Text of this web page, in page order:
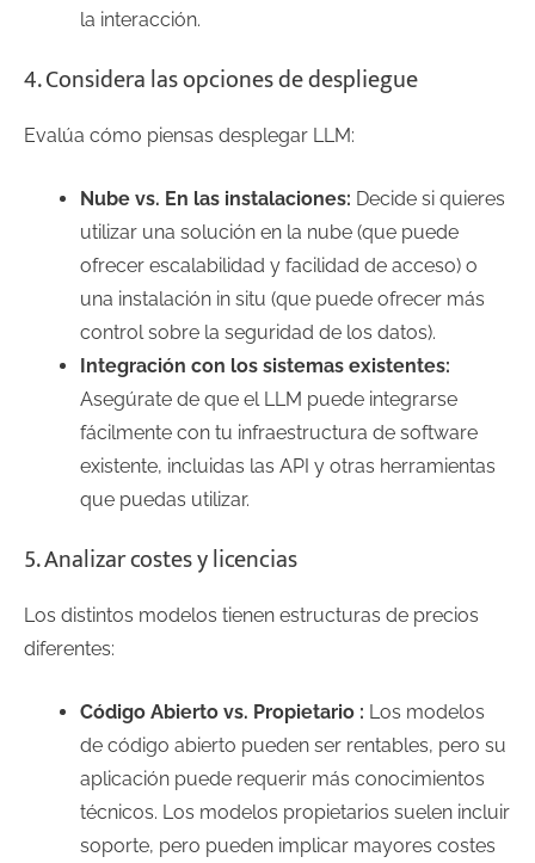
la interacción.
4. Considera las opciones de despliegue
Evalúa cómo piensas desplegar LLM:
Nube vs. En las instalaciones: Decide si quieres
utilizar una solución en la nube (que puede
ofrecer escalabilidad y facilidad de acceso) o
una instalación in situ (que puede ofrecer más
control sobre la seguridad de los datos).
Integración con los sistemas existentes:
Asegúrate de que el LLM puede integrarse
fácilmente con tu infraestructura de software
existente, incluidas las API y otras herramientas
que puedas utilizar.
5. Analizar costes y licencias
Los distintos modelos tienen estructuras de precios
diferentes:
Código Abierto vs. Propietario : Los modelos
de código abierto pueden ser rentables, pero su
aplicación puede requerir más conocimientos
técnicos. Los modelos propietarios suelen incluir
soporte, pero pueden implicar mayores costes